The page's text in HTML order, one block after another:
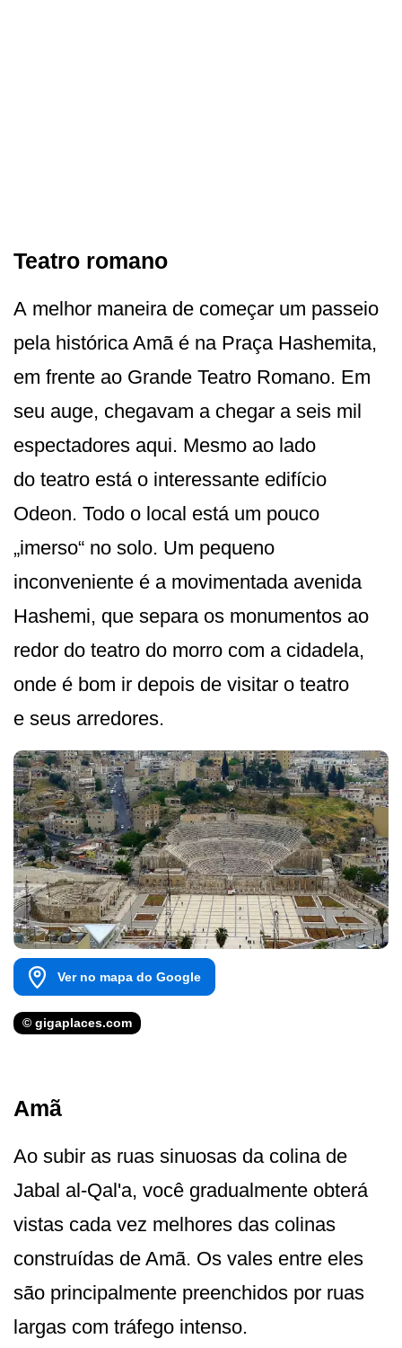
Teatro romano
A melhor maneira de começar um passeio
pela histórica Amã é na Praça Hashemita,
em frente ao Grande Teatro Romano. Em
seu auge, chegavam a chegar a seis mil
espectadores aqui. Mesmo ao lado
do teatro está o interessante edifício
Odeon. Todo o local está um pouco
„imerso“ no solo. Um pequeno
inconveniente é a movimentada avenida
Hashemi, que separa os monumentos ao
redor do teatro do morro com a cidadela,
onde é bom ir depois de visitar o teatro
e seus arredores.
Ver no mapa do Google
© gigaplaces.com
Amã
Ao subir as ruas sinuosas da colina de
Jabal al-Qal'a, você gradualmente obterá
vistas cada vez melhores das colinas
construídas de Amã. Os vales entre eles
são principalmente preenchidos por ruas
largas com tráfego intenso.